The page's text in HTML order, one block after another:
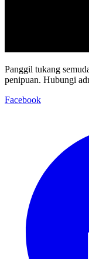
Panggil tukang
penipuan. Hubungi
Facebook